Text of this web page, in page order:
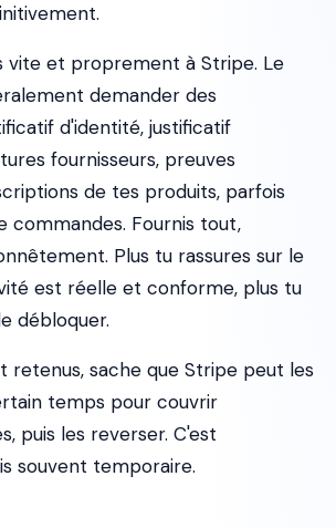
vite et proprement à Stripe. Le
demander des
d'identité, justificatif
fournisseurs, preuves
de tes produits, parfois
commandes. Fournis tout,
Plus tu rassures sur le
est réelle et conforme, plus tu
débloquer.
retenus, sache que Stripe peut les
temps pour couvrir
puis les reverser. C'est
souvent temporaire.